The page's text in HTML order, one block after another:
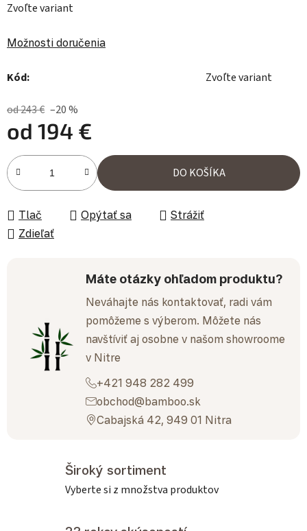
Zvoľte variant
Možnosti doručenia
Kód: Zvoľte variant
od 243 € –20 %
od 194 €
Jednotková cena:
DO KOŠÍKA
Tlač Opýtať sa
Strážiť
Zdieľať
Máte otázky ohľadom produktu?
Neváhajte nás kontaktovať, radi vám
pomôžeme s výberom. Môžete nás
navštíviť aj osobne v našom showroome
v Nitre
+421 948 282 499
obchod@bamboo.sk
Cabajská 42, 949 01 Nitra
Široký sortiment
Vyberte si z množstva produktov